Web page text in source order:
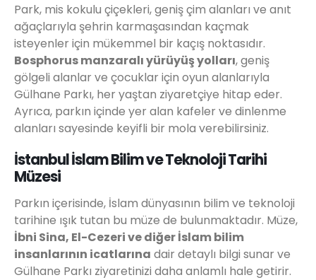
Park, mis kokulu çiçekleri, geniş çim alanları ve anıt
ağaçlarıyla şehrin karmaşasından kaçmak
isteyenler için mükemmel bir kaçış noktasıdır.
Bosphorus manzaralı yürüyüş yolları, geniş
gölgeli alanlar ve çocuklar için oyun alanlarıyla
Gülhane Parkı, her yaştan ziyaretçiye hitap eder.
Ayrıca, parkın içinde yer alan kafeler ve dinlenme
alanları sayesinde keyifli bir mola verebilirsiniz.
İstanbul İslam Bilim ve Teknoloji Tarihi
Müzesi
Parkın içerisinde, İslam dünyasının bilim ve teknoloji
tarihine ışık tutan bu müze de bulunmaktadır. Müze,
İbni Sina, El-Cezeri ve diğer İslam bilim
insanlarının icatlarına dair detaylı bilgi sunar ve
Gülhane Parkı ziyaretinizi daha anlamlı hale getirir.